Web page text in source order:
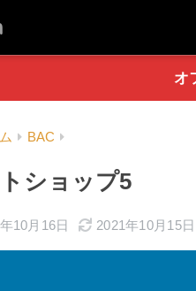
オ
BAC
ショップ5
10月16日 2021年10月15日